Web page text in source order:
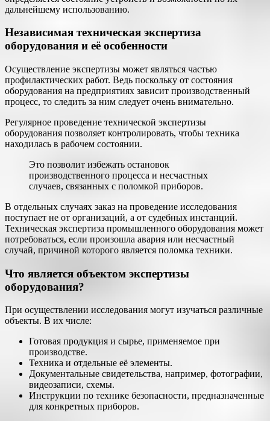
дальнейшему использованию.
Независимая техническая экспертиза
оборудования и её особенности
Осуществление экспертизы может являться частью
профилактических работ. Ведь поскольку от состояния
оборудования на предприятиях зависит производственный
процесс, то следить за ним следует очень внимательно.
Регулярное проведение технической экспертизы
оборудования позволяет контролировать, чтобы техника
находилась в рабочем состоянии.
Это позволит избежать остановок
производственного процесса и несчастных
случаев, связанных с поломкой приборов.
В отдельных случаях заказ на проведение исследования
поступает не от организаций, а от судебных инстанций.
Техническая экспертиза промышленного оборудования может
потребоваться, если произошла авария или несчастный
случай, причиной которого является поломка техники.
Что является объектом экспертизы
оборудования?
При осуществлении исследования могут изучаться различные
объекты. В их числе:
Готовая продукция и сырье, применяемое при
производстве.
Техника и отдельные её элементы.
Документальные свидетельства, например, фотографии,
видеозаписи, схемы.
Инструкции по технике безопасности, предназначенные
для конкретных приборов.